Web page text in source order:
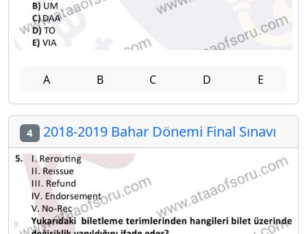
A B C D E
4 2018-2019 Bahar Dönemi Final Sınavı